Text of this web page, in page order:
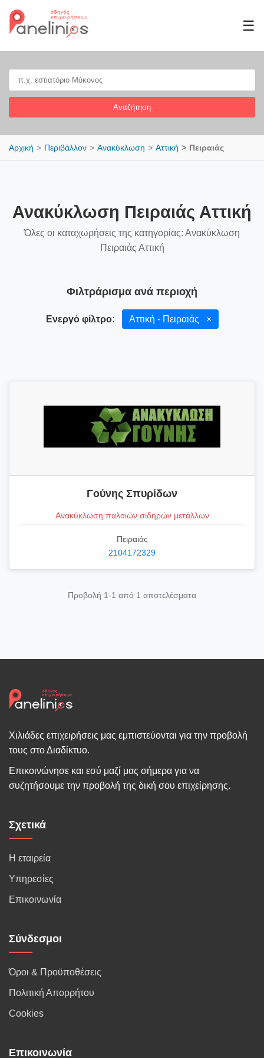
☰
Αναζήτηση
Αρχική Περιβάλλον Ανακύκλωση Αττική Πειραιάς
Ανακύκλωση Πειραιάς Αττική
Όλες οι καταχωρήσεις της κατηγορίας: Ανακύκλωση
Πειραιάς Αττική
Φιλτράρισμα ανά περιοχή
Ενεργό φίλτρο: Αττική - Πειραιάς ×
Γούνης Σπυρίδων
Ανακύκλωση παλαιών σιδηρών μετάλλων
Πειραιάς
2104172329
Προβολή 1-1 από 1 αποτελέσματα
Χιλιάδες επιχειρήσεις μας εμπιστεύονται για την προβολή
τους στο Διαδίκτυο.
Επικοινώνησε και εσύ μαζί μας σήμερα για να
συζητήσουμε την προβολή της δική σου επιχείρησης.
Σχετικά
Η εταιρεία
Υπηρεσίες
Επικοινωνία
Σύνδεσμοι
Όροι & Προϋποθέσεις
Πολιτική Απορρήτου
Cookies
Επικοινωνία